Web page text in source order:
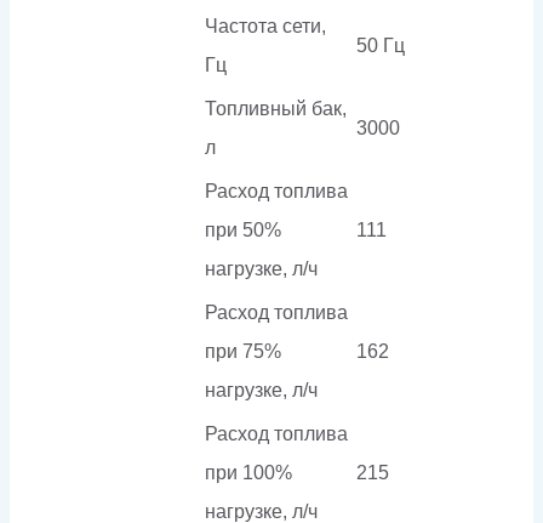
Частота сети,
Гц
50 Гц
Топливный бак,
л
3000
Расход топлива
при 50%
нагрузке, л/ч
111
Расход топлива
при 75%
нагрузке, л/ч
162
Расход топлива
при 100%
нагрузке, л/ч
215